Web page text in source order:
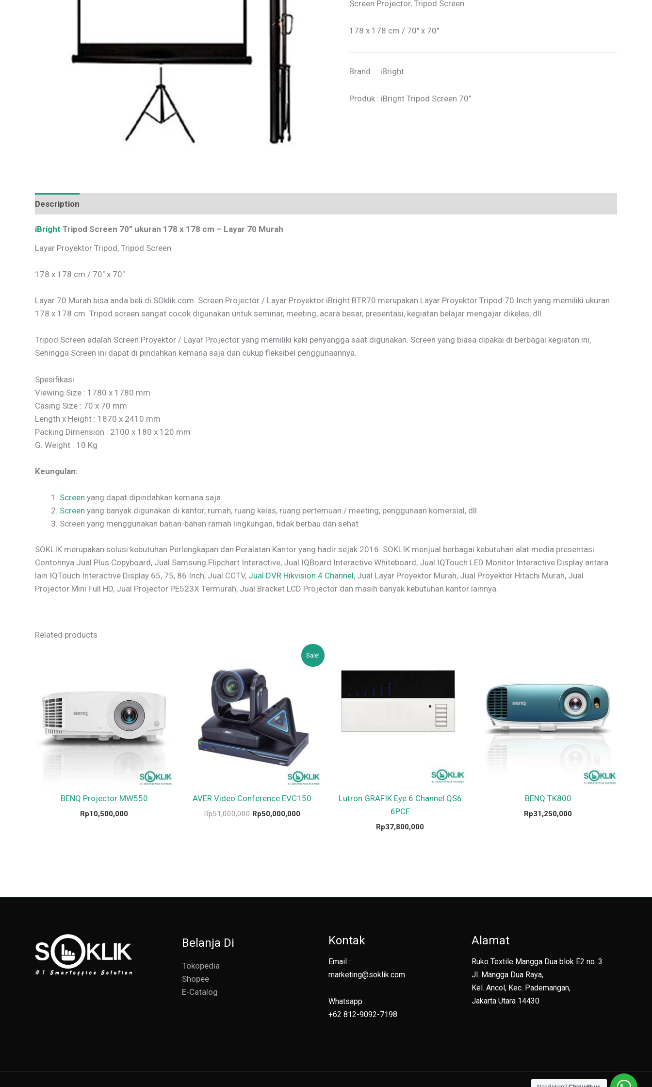
Screen Projector, Tripod Screen
178 x 178 cm / 70″ x 70″
Brand : iBright
Produk : iBright Tripod Screen 70”
Description
iBright Tripod Screen 70” ukuran 178 x 178 cm – Layar 70 Murah
Layar Proyektor Tripod, Tripod Screen
178 x 178 cm / 70″ x 70″
Layar 70 Murah bisa anda beli di SOklik.com. Screen Projector / Layar Proyektor iBright BTR70 merupakan Layar Proyektor Tripod 70 Inch yang memiliki ukuran
178 x 178 cm. Tripod screen sangat cocok digunakan untuk seminar, meeting, acara besar, presentasi, kegiatan belajar mengajar dikelas, dll.
Tripod Screen adalah Screen Proyektor / Layar Projector yang memiliki kaki penyangga saat digunakan. Screen yang biasa dipakai di berbagai kegiatan ini,
Sehingga Screen ini dapat di pindahkan kemana saja dan cukup fleksibel penggunaannya.
Spesifikasi
Viewing Size : 1780 x 1780 mm
Casing Size : 70 x 70 mm
Length x Height : 1870 x 2410 mm
Packing Dimension : 2100 x 180 x 120 mm
G. Weight : 10 Kg
Keungulan:
Screen yang dapat dipindahkan kemana saja
Screen yang banyak digunakan di kantor, rumah, ruang kelas, ruang pertemuan / meeting, penggunaan komersial, dll
Screen yang menggunakan bahan-bahan ramah lingkungan, tidak berbau dan sehat
SOKLIK merupakan solusi kebutuhan Perlengkapan dan Peralatan Kantor yang hadir sejak 2016. SOKLIK menjual berbagai kebutuhan alat media presentasi
Contohnya Jual Plus Copyboard, Jual Samsung Flipchart Interactive, Jual IQBoard Interactive Whiteboard, Jual IQTouch LED Monitor Interactive Display antara
lain IQTouch Interactive Display 65, 75, 86 Inch, Jual CCTV, Jual DVR Hikvision 4 Channel, Jual Layar Proyektor Murah, Jual Proyektor Hitachi Murah, Jual
Projector Mini Full HD, Jual Projector PE523X Termurah, Jual Bracket LCD Projector dan masih banyak kebutuhan kantor lainnya.
Related products
BENQ Projector MW550
Rp10,500,000
Sale!
AVER Video Conference EVC150
Rp51,000,000
was:
Rp51,000,000.
Rp50,000,000
Current
price
Lutron GRAFIK Eye 6 Channel QS6
6PCE
Rp37,800,000
BENQ TK800
Rp31,250,000
Belanja Di
Tokopedia
Shopee
E-Catalog
Kontak
Email :
marketing@soklik.com
Whatsapp :
+62 812-9092-7198
Alamat
Ruko Textile Mangga Dua blok E2 no. 3
Jl. Mangga Dua Raya,
Kel. Ancol, Kec. Pademangan,
Jakarta Utara 14430